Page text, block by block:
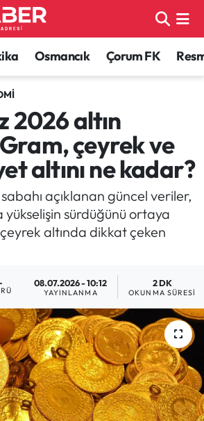
Osmancık Çorum FK
2026 altın
çeyrek ve
altını ne kadar?
açıklanan güncel veriler,
yükselişin sürdüğünü ortaya
altında dikkat çeken
08.07.2026 - 10:12
YAYINLANMA
2 DK
OKUNMA SÜRESI
Haberleri
Eczaneler
Vakitleri
Haritası
Durumu ve Fikstür